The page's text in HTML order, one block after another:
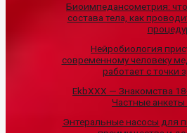
Биоимпедансометрия:
состава тела, как
Нейробиология
современному человеку
работает с точки
EkbXXX — Знакомства
Частные анкеты
Энтеральные насосы для